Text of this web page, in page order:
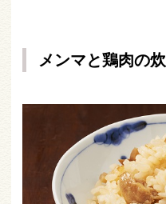
メンマと鶏肉の